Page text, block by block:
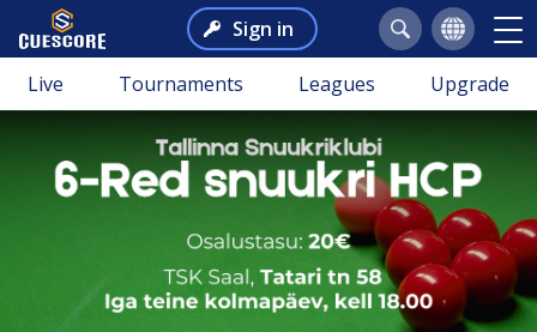
Sign in
Live Tournaments Leagues Upgrade